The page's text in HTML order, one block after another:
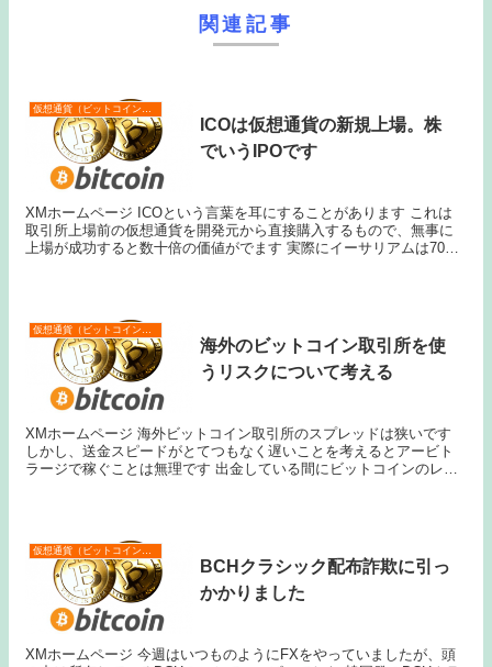
関連記事
仮想通貨（ビットコインなど）
ICOは仮想通貨の新規上場。株
でいうIPOです
XMホームページ ICOという言葉を耳にすることがあります これは
取引所上場前の仮想通貨を開発元から直接購入するもので、無事に
上場が成功すると数十倍の価値がでます 実際にイーサリアムは70倍
仮想通貨（ビットコインなど）
海外のビットコイン取引所を使
うリスクについて考える
XMホームページ 海外ビットコイン取引所のスプレッドは狭いです
しかし、送金スピードがとてつもなく遅いことを考えるとアービト
ラージで稼ぐことは無理です 出金している間にビットコインのレー
仮想通貨（ビットコインなど）
BCHクラシック配布詐欺に引っ
かかりました
XMホームページ 今週はいつものようにFXをやっていましたが、頭